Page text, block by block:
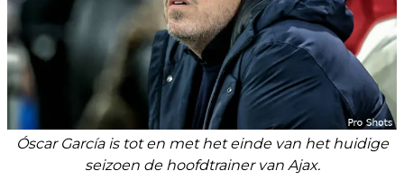
Óscar García is tot en met het einde van het huidige
seizoen de hoofdtrainer van Ajax.